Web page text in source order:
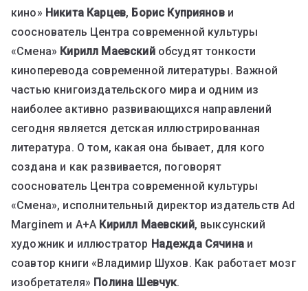
кино» Никита Карцев, Борис Куприянови
сооснователь Центра современной культуры
«Смена» Кирилл Маевскийобсудят тонкости
киноперевода современной литературы. Важной
частью книгоиздательского мира и одним из
наиболее активно развивающихся направлений
сегодня является детская иллюстрированная
литература. О том, какая она бывает, для кого
создана и как развивается, поговорят
сооснователь Центра современной культуры
«Смена», исполнительный директор издательств Ad
Marginem и А+А Кирилл Маевский, выксунский
художник и иллюстратор Надежда Сячинаи
соавтор книги «Владимир Шухов. Как работает мозг
изобретателя» Полина Шевчук.